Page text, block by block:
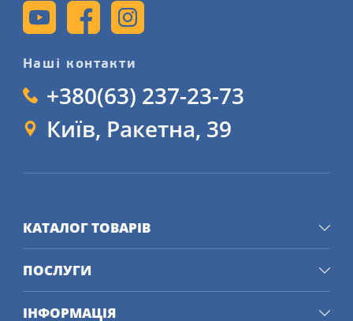
Наші контакти
+380(63) 237-23-73
Київ, Ракетна, 39
КАТАЛОГ ТОВАРІВ
ПОСЛУГИ
ІНФОРМАЦІЯ